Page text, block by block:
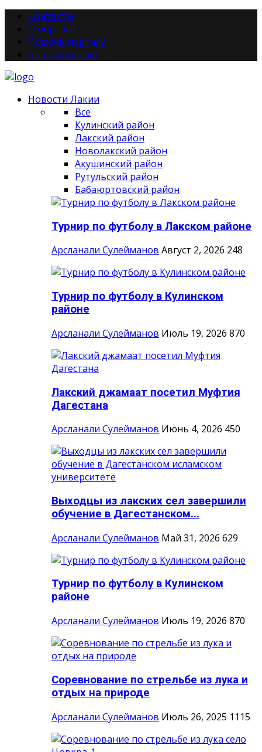
Контакты
О портале
Помочь порталу
Наша Команда
Новости Лакии
Все
Кулинский район
Лакский район
Новолакский район
Акушинский район
Рутульский район
Бабаюртовский район
Турнир по футболу в Лакском районе
Арсланали Сулейманов Август 2, 2026 248
Турнир по футболу в Кулинском
районе
Арсланали Сулейманов Июль 19, 2026 870
Лакский джамаат посетил Муфтия
Дагестана
Арсланали Сулейманов Июнь 4, 2026 450
Выходцы из лакских сел завершили
обучение в Дагестанском...
Арсланали Сулейманов Май 31, 2026 629
Турнир по футболу в Кулинском
районе
Арсланали Сулейманов Июль 19, 2026 870
Соревнование по стрельбе из лука и
отдых на природе
Арсланали Сулейманов Июль 26, 2025 1115